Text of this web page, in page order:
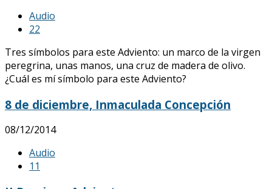
Audio
22
Tres símbolos para este Adviento: un marco de la virgen
peregrina, unas manos, una cruz de madera de olivo.
¿Cuál es mí símbolo para este Adviento?
8 de diciembre, Inmaculada Concepción
08/12/2014
Audio
1 1